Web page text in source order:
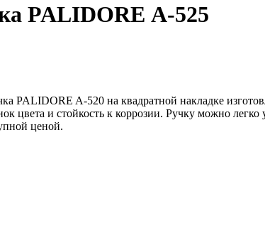
PALIDORE А-525
PALIDORE A-520 на квадратной накладке
цвета и стойкость к коррозии. Ручку можно
ценой.